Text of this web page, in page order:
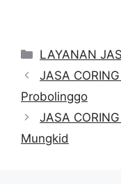
Categories
LAYANAN
JASA
Probolinggo
JASA
Mungkid